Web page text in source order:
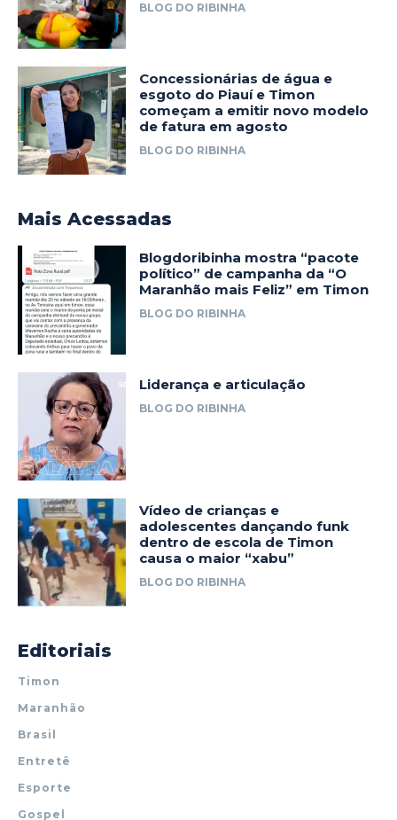
BLOG DO RIBINHA
Concessionárias de água e
esgoto do Piauí e Timon
começam a emitir novo modelo
de fatura em agosto
BLOG DO RIBINHA
Mais Acessadas
Blogdoribinha mostra “pacote
político” de campanha da “O
Maranhão mais Feliz” em Timon
BLOG DO RIBINHA
Liderança e articulação
BLOG DO RIBINHA
Vídeo de crianças e
adolescentes dançando funk
dentro de escola de Timon
causa o maior “xabu”
BLOG DO RIBINHA
Editoriais
Timon
Maranhão
Brasil
Entretê
Esporte
Gospel